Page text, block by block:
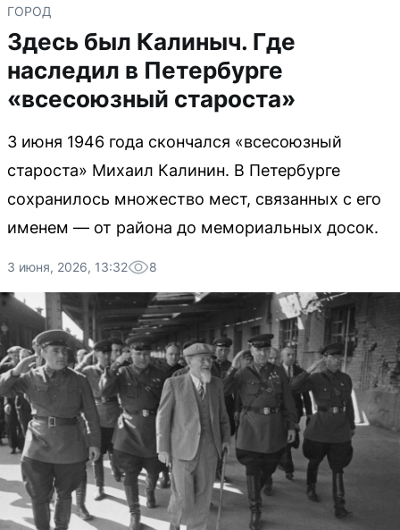
ГОРОД
Здесь был Калиныч. Где
наследил в Петербурге
«всесоюзный староста»
3 июня 1946 года скончался «всесоюзный
староста» Михаил Калинин. В Петербурге
сохранилось множество мест, связанных с его
именем — от района до мемориальных досок.
3 июня, 2026, 13:32 8